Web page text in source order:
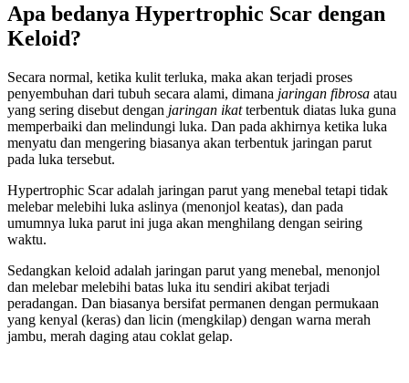
Apa bedanya Hypertrophic Scar dengan
Keloid?
Secara normal, ketika kulit terluka, maka akan terjadi proses
penyembuhan dari tubuh secara alami, dimana jaringan fibrosa atau
yang sering disebut dengan jaringan ikatterbentuk diatas luka guna
memperbaiki dan melindungi luka. Dan pada akhirnya ketika luka
menyatu dan mengering biasanya akan terbentuk jaringan parut
pada luka tersebut.
Hypertrophic Scar adalah jaringan parut yang menebal tetapi tidak
melebar melebihi luka aslinya (menonjol keatas), dan pada
umumnya luka parut ini juga akan menghilang dengan seiring
waktu.
Sedangkan keloid adalah jaringan parut yang menebal, menonjol
dan melebar melebihi batas luka itu sendiri akibat terjadi
peradangan. Dan biasanya bersifat permanen dengan permukaan
yang kenyal (keras) dan licin (mengkilap) dengan warna merah
jambu, merah daging atau coklat gelap.